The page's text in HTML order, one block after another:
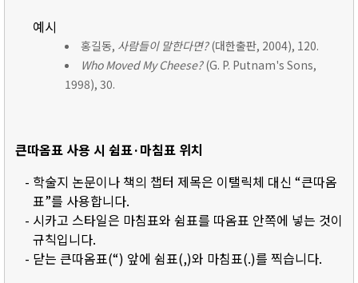
예시
홍길동, 사람들이 말한다면?(대한출판, 2004), 120.
Who Moved My Cheese?(G. P. Putnam's Sons,
1998), 30.
큰따옴표 사용 시 쉼표·마침표 위치
- 학술지 논문이나 책의 챕터 제목은 이탤릭체 대신 “큰따옴
표”를 사용합니다.
- 시카고 스타일은 마침표와 쉼표를 따옴표 안쪽에 넣는 것이
규칙입니다.
- 닫는 큰따옴표(“) 앞에 쉼표(,)와 마침표(.)를 찍습니다.